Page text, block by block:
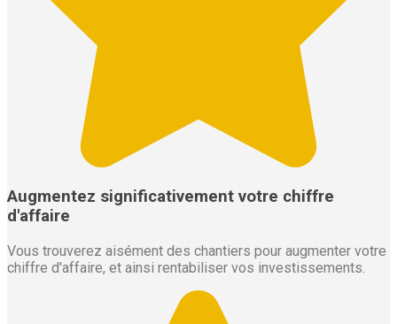
Augmentez significativement votre chiffre
d'affaire
Vous trouverez aisément des chantiers pour augmenter votre
chiffre d'affaire, et ainsi rentabiliser vos investissements.